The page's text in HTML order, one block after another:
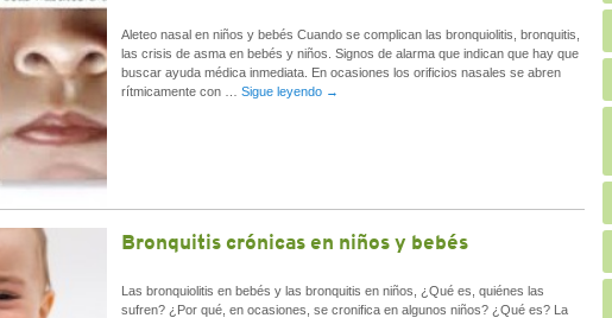
Aleteo nasal en niños y bebés Cuando se complican las bronquiolitis, bronquitis,
las crisis de asma en bebés y niños. Signos de alarma que indican que hay que
buscar ayuda médica inmediata. En ocasiones los orificios nasales se abren
rítmicamente con … Sigue leyendo →
Bronquitis crónicas en niños y bebés
Las bronquiolitis en bebés y las bronquitis en niños, ¿Qué es, quiénes las
sufren? ¿Por qué, en ocasiones, se cronifica en algunos niños? ¿Qué es? La